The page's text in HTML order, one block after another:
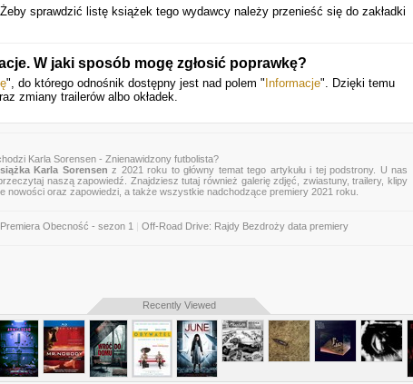
sprawdzić listę książek tego wydawcy należy przenieść się do zakładki
W jaki sposób mogę zgłosić poprawkę?
", do którego odnośnik dostępny jest nad polem " Informacje". Dzięki temu
zmiany trailerów albo okładek.
Karla Sorensen - Znienawidzony futbolista?
Karla Sorensen z 2021 roku to główny temat tego artykułu i tej podstrony. U nas
naszą zapowiedź. Znajdziesz tutaj również galerię zdjęć, zwiastuny, trailery, klipy
oraz zapowiedzi, a także wszystkie nadchodzące premiery 2021 roku.
Premiera Obecność - sezon 1 Off-Road Drive: Rajdy Bezdroży data premiery
Recently Viewed